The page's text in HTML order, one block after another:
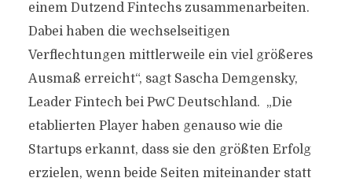
einem Dutzend Fintechs zusammenarbeiten.
Dabei haben die wechselseitigen
Verflechtungen mittlerweile ein viel größeres
Ausmaß erreicht“, sagt Sascha Demgensky,
Leader Fintech bei PwC Deutschland. „Die
etablierten Player haben genauso wie die
Startups erkannt, dass sie den größten Erfolg
erzielen, wenn beide Seiten miteinander statt